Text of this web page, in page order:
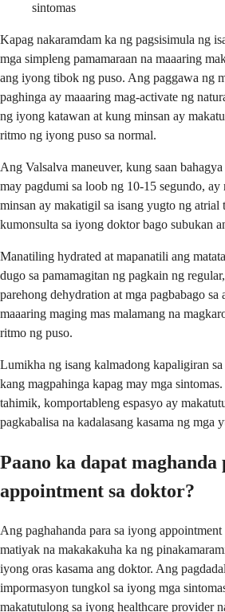
sintomas
Kapag nakaramdam ka ng pagsisimula ng
mga simpleng pamamaraan na maaaring
ang iyong tibok ng puso. Ang paggawa ng
paghinga ay maaaring mag-activate ng
ng iyong katawan at kung minsan ay
ritmo ng iyong puso sa normal.
Ang Valsalva maneuver, kung saan
may pagdumi sa loob ng 10-15 segundo, ay
minsan ay makatigil sa isang yugto ng atrial
kumonsulta sa iyong doktor bago subukan
Manatiling hydrated at mapanatili ang
dugo sa pamamagitan ng pagkain ng
parehong dehydration at mga pagbabago sa
maaaring maging mas malamang na
ritmo ng puso.
Lumikha ng isang kalmadong kapaligiran sa
kang magpahinga kapag may mga
tahimik, komportableng espasyo ay
pagkabalisa na kadalasang kasama ng mga
Paano ka dapat maghanda
appointment sa doktor?
Ang paghahanda para sa iyong
matiyak na makakakuha ka ng
iyong oras kasama ang doktor. Ang
impormasyon tungkol sa iyong mga
makatutulong sa iyong healthcare provider